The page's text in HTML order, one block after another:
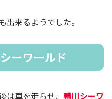
来るようでした。
ーワールド
は車を走らせ、 鴨川シーワ